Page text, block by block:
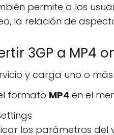
permite a los
la relación de
3GP a MP4
y carga uno o más
formato MP4 en el
los parámetros del